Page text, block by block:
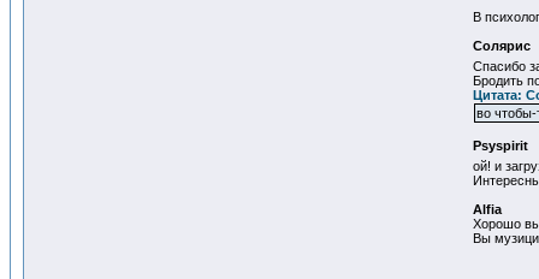
В
Солярис
Спасибо
Бродить
Цитата:
во чтобы-
Psyspirit
ой! и
Alfia
Хорошо вы
Вы